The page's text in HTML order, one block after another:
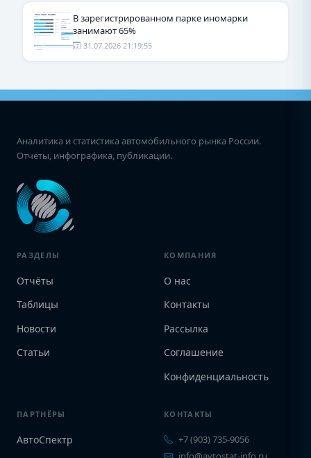
В зарегистрированном парке иномарки
занимают 65%
31.07.2026 21:19:55
Аналитика и статистика автомобильного рынка России.
Отчёты, инфографика, публикации.
РАЗДЕЛЫ
Отчёты
Таблицы
Новости
Статьи
КОМПАНИЯ
О нас
Контакты
Рассылка
Соглашение
Конфиденциальность
ПАРТНЁРЫ
АвтоСпектр
КОНТАКТЫ
+7 (903) 735-9056